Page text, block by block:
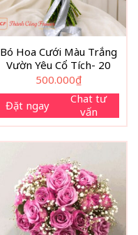
Bó Hoa Cưới Màu Trắng
Vườn Yêu Cổ Tích- 20
500.000₫
Đặt ngay
Chat tư
vấn